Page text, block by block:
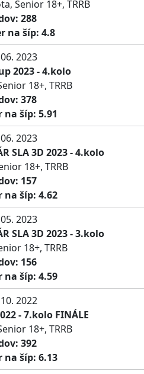
Senior 18+, TRRB
288
na šíp: 4.8
2023
2023 - 4.kolo
18+, TRRB
378
na šíp: 5.91
2023
SLA 3D 2023 - 4.kolo
18+, TRRB
157
na šíp: 4.62
2023
SLA 3D 2023 - 3.kolo
18+, TRRB
156
na šíp: 4.59
2022
- 7.kolo FINÁLE
18+, TRRB
392
na šíp: 6.13